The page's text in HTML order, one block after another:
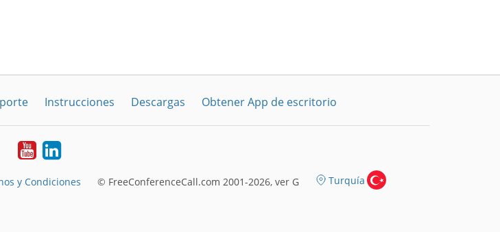
Instrucciones Descargas Obtener App de escritorio
YouTubeLinkedIn
y Condiciones © FreeConferenceCall.com 2001-2026, ver G Turquía